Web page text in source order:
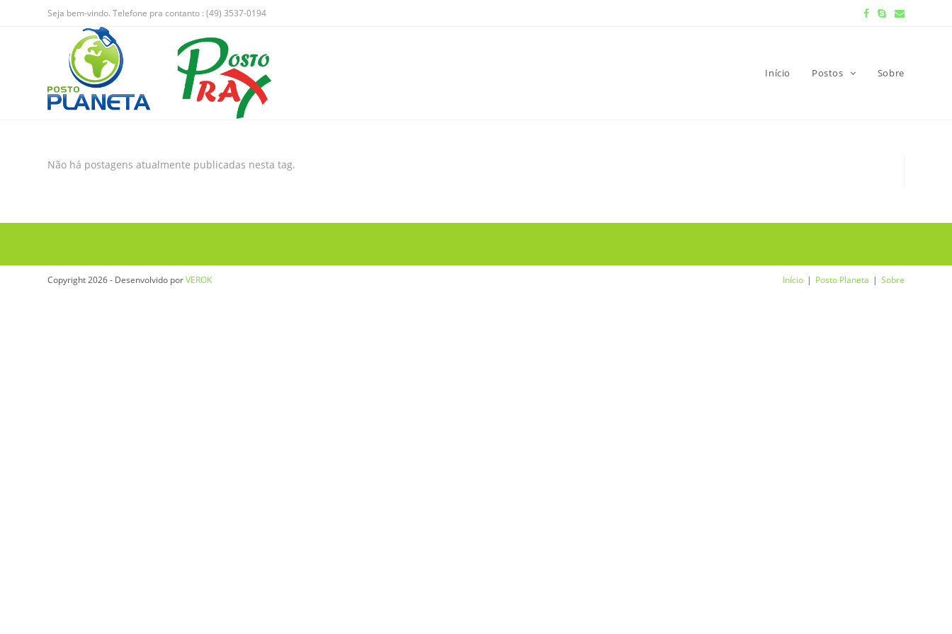
Seja bem-vindo. Telefone pra contanto : (49) 3537-0194
Início Postos Sobre
Não há postagens atualmente publicadas nesta tag.
Início Posto Planeta Sobre
Copyright 2026 - Desenvolvido porVEROK